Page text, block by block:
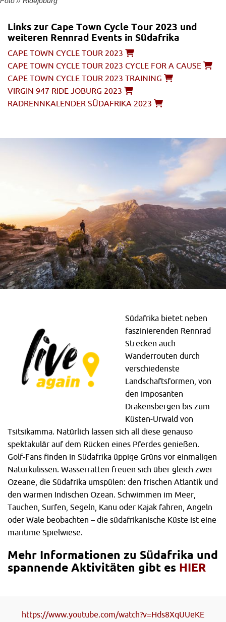
Links zur Cape Town Cycle Tour 2023 und
weiteren Rennrad Events in Südafrika
CAPE TOWN CYCLE TOUR 2023
CAPE TOWN CYCLE TOUR 2023 CYCLE FOR A CAUSE
CAPE TOWN CYCLE TOUR 2023 TRAINING
VIRGIN 947 RIDE JOBURG 2023
RADRENNKALENDER SÜDAFRIKA 2023
Südafrika bietet neben
faszinierenden Rennrad
Strecken auch
Wanderrouten durch
verschiedenste
Landschaftsformen, von
den imposanten
Drakensbergen bis zum
Küsten-Urwald von
Tsitsikamma. Natürlich lassen sich all diese genauso
spektakulär auf dem Rücken eines Pferdes genießen.
Golf-Fans finden in Südafrika üppige Grüns vor einmaligen
Naturkulissen. Wasserratten freuen sich über gleich zwei
Ozeane, die Südafrika umspülen: den frischen Atlantik und
den warmen Indischen Ozean. Schwimmen im Meer,
Tauchen, Surfen, Segeln, Kanu oder Kajak fahren, Angeln
oder Wale beobachten – die südafrikanische Küste ist eine
maritime Spielwiese.
Mehr Informationen zu Südafrika und
spannende Aktivitäten gibt es HIER
https://www.youtube.com/watch?v=Hds8XqUUeKE